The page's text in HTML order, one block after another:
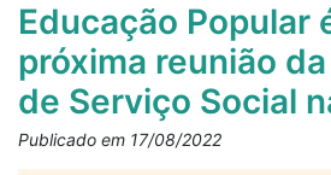
Educação Popular
próxima reunião
de Serviço Social
Publicado em 17/08/2022